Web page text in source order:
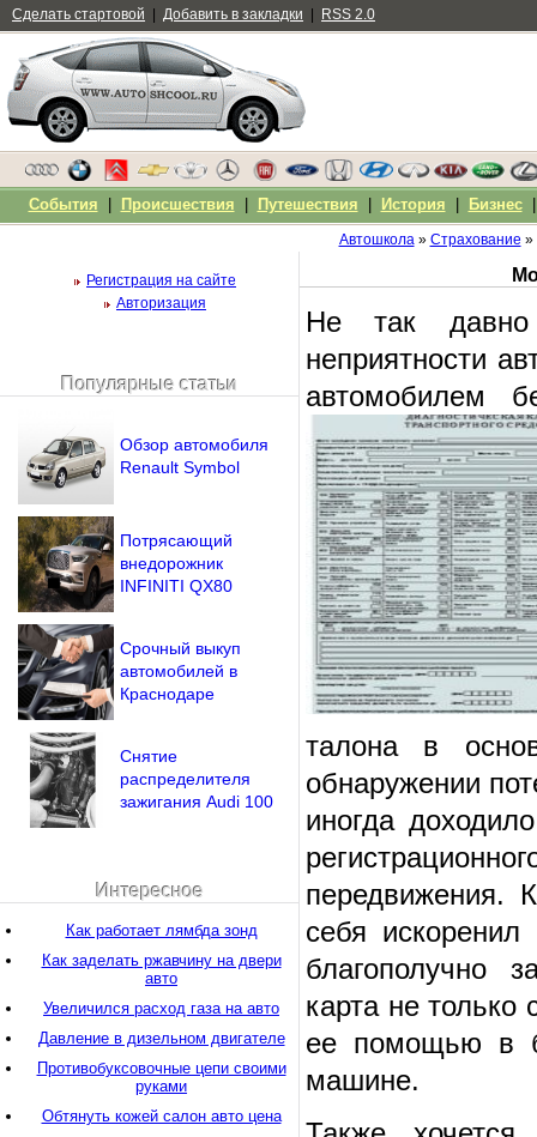
Автошкола» Страхование »
Не так давно
неприятности
автомобилем
талона в
обнаружении
иногда
передвижения.
себя
благополучно
карта не только
ее помощью в
машине.
Регистрация на сайте
Авторизация
Популярные статьи
Обзор автомобиля
Renault Symbol
Потрясающий
внедорожник
INFINITI QX80
Срочный выкуп
автомобилей в
Краснодаре
Снятие
распределителя
зажигания Audi 100
Интересное
Как работает лямбда зонд
Как заделать ржавчину на двери
авто
Увеличился расход газа на авто
Давление в дизельном двигателе
Противобуксовочные цепи своими
руками
Обтянуть кожей салон авто цена
Сделать стартовой Добавить в закладки RSS 2.0
События Происшествия Путешествия История Бизнес